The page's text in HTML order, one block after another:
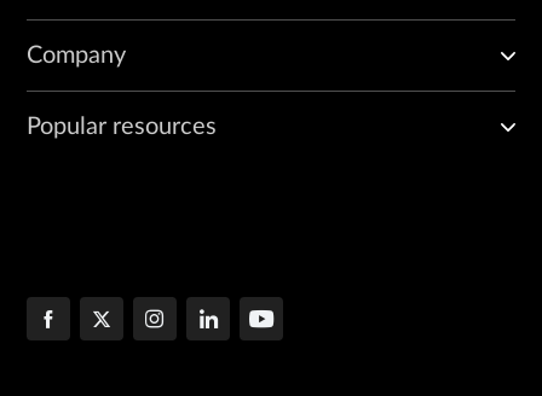
Company
Popular resources